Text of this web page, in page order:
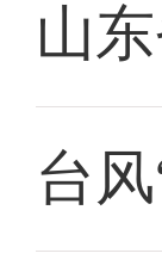
山
台